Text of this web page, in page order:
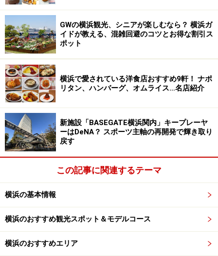
高さ約8mのツリーはロゴのモチーフとなっているローレル
の葉をイメージしたオーナメントが（2016年11月15日撮
影）
2016年のテーマは「Memories on you ～いつまでも思い
出に残る、温もり溢れるクリスマスを～」。1階から3階
まで吹き抜けのメザニンロビーには、高さ約8mのツリー
が登場。シェラトンカラーのBlueとSilverを基調に、ロゴ
のモチーフとなっているローレルの葉をイメージしたオ
ーナメントがポイントです。「ゴールドの輝かしい光」
と「ホワイトの涼しげな光」が合わさり、ロビーでひと
きわ輝きを放ちます。クリスマス期間（12月23～25日）
はメザニンロビーで無料コンサートやサプライズプロポ
ーズも行われます。
GWの横浜観光、シニアが楽しむなら？ 横浜ガ
イドが教える、混雑回避のコツとお得な割引ス
ポット
横浜で愛されている洋食店おすすめ9軒！ ナポ
リタン、ハンバーグ、オムライス…名店紹介
新施設「BASEGATE横浜関内」キープレーヤ
ーはDeNA？ スポーツ主軸の再開発で輝き取り
戻す
この記事に関連するテーマ
横浜の基本情報
横浜のおすすめ観光スポット＆モデルコース
横浜のおすすめエリア